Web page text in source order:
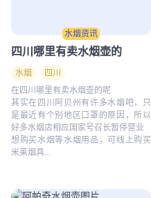
水烟资讯
四川哪里有卖水烟壶的
水烟
四川
在四川哪里有卖水烟壶的呢
其实在四川阿贝州有许多水烟吧，只
是最近有个别地区口罩的原因，所以
好多水烟店相应国家号召长暂停营业
想购买水烟等水烟用品，可线上购买
米莱烟具...